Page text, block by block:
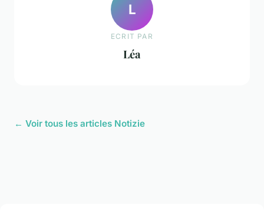
L
ECRIT PAR
Léa
← Voir tous les articles Notizie